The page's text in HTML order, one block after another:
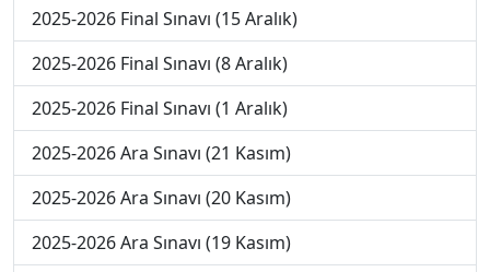
2025-2026 Final Sınavı (15 Aralık)
2025-2026 Final Sınavı (8 Aralık)
2025-2026 Final Sınavı (1 Aralık)
2025-2026 Ara Sınavı (21 Kasım)
2025-2026 Ara Sınavı (20 Kasım)
2025-2026 Ara Sınavı (19 Kasım)